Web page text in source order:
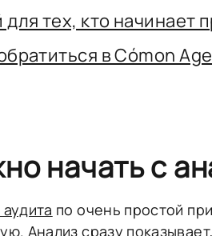
тех, кто начинает
в Cómon
начать с
по очень простой
Анализ сразу